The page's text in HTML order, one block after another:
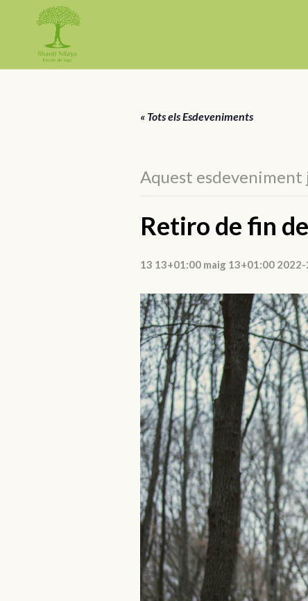
« Tots els Esdeveniments
Aquest esdeveniment
Retiro de fin
13 13+01:00 maig 13+01:00